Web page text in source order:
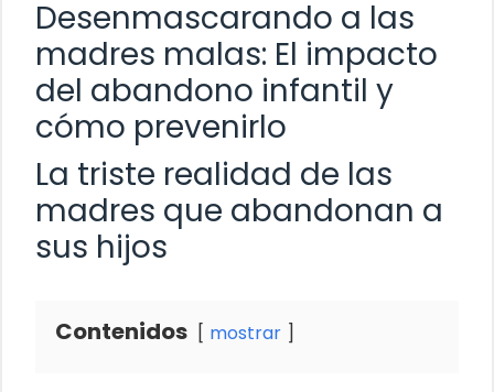
Desenmascarando a las
madres malas: El impacto
del abandono infantil y
cómo prevenirlo
La triste realidad de las
madres que abandonan a
sus hijos
Contenidos mostrar